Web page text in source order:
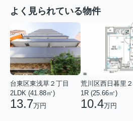
よく見られている物件
台東区東浅草２丁目
2LDK (41.88㎡)
13.7万円
荒川区西日暮里
1R (25.66㎡)
10.4万円